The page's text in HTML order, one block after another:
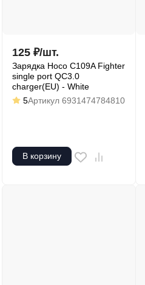
125 ₽/шт.
Зарядка Hoco C109A Fighter
single port QC3.0
charger(EU) - White
5Артикул 6931474784810
В корзину